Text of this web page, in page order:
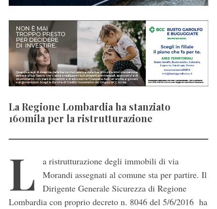
La Regione Lombardia ha stanziato
160mila per la ristrutturazione
L
a ristrutturazione degli immobili di via
Morandi assegnati al comune sta per partire. Il
Dirigente Generale Sicurezza di Regione
Lombardia con proprio decreto n. 8046 del 5/6/2016 ha